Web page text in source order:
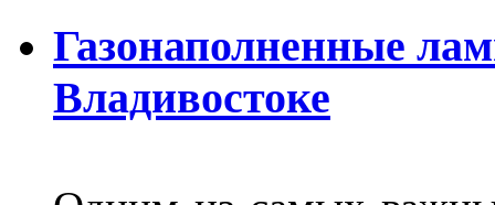
Газонаполненные
Владивостоке